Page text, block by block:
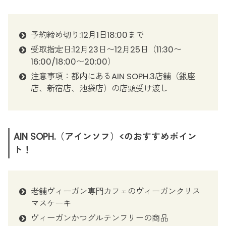
予約締め切り:12月1日18:00まで
受取指定日:12月23日〜12月25日（11:30〜
16:00/18:00〜20:00）
注意事項：都内にあるAIN SOPH.3店舗（銀座
店、新宿店、池袋店）の店頭受け渡し
AIN SOPH.（アインソフ）<のおすすめポイン
ト！
老舗ヴィーガン専門カフェのヴィーガンクリス
マスケーキ
ヴィーガンかつグルテンフリーの商品